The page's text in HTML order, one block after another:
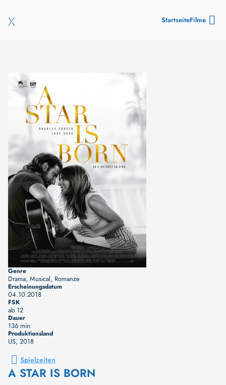
StartseiteFilme
Genre
Drama, Musical, Romanze
Erscheinungsdatum
04.10.2018
FSK
ab 12
Dauer
136 min
Produktionsland
US, 2018
Spielzeiten
A STAR IS BORN